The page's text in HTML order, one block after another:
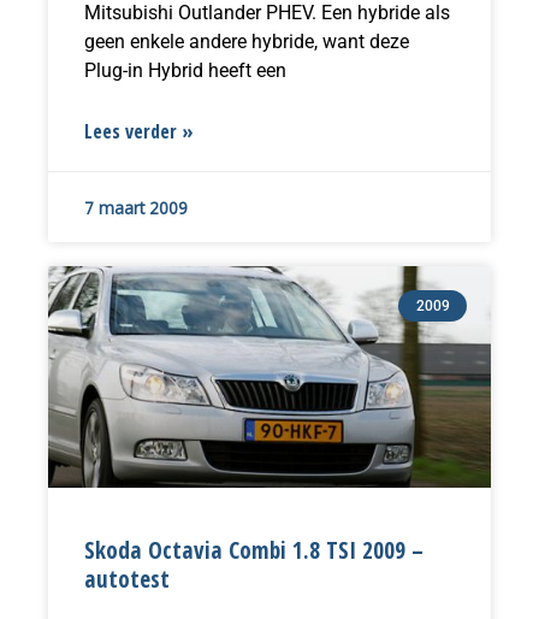
Mitsubishi Outlander PHEV. Een hybride als
geen enkele andere hybride, want deze
Plug-in Hybrid heeft een
Lees verder »
7 maart 2009
2009
Skoda Octavia Combi 1.8 TSI 2009 –
autotest